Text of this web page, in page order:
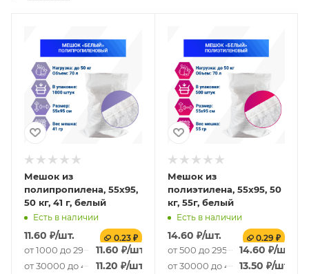
Мешок из
полипропилена, 55x95,
50 кг, 41 г, белый
Есть в наличии
11.60 ₽/шт. 0.23 ₽
от 1000 до 29000 шт.
11.60 ₽/шт.
от 30000 до 49000 шт.
11.20 ₽/шт.
Мешок из
полиэтилена, 55x95, 50
кг, 55г, белый
Есть в наличии
14.60 ₽/шт. 0.29 ₽
от 500 до 29500 шт.
14.60 ₽/шт.
от 30000 до 49500 шт.
13.50 ₽/шт.